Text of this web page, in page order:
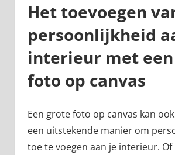
Het toevoegen
persoonlijkheid
interieur met
foto op canvas
Een grote foto op canvas kan
een uitstekende manier om
toe te voegen aan je interieur.